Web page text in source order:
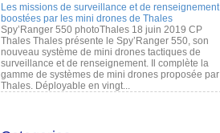
Les missions de surveillance et de renseignement
boostées par les mini drones de Thales
Spy’Ranger 550 photoThales 18 juin 2019 CP
Thales Thales présente le Spy’Ranger 550, son
nouveau système de mini drones tactiques de
surveillance et de renseignement. Il complète la
gamme de systèmes de mini drones proposée par
Thales. Déployable en vingt...